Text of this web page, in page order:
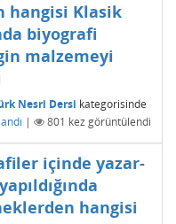
hangisi Klasik
biyografi
malzemeyi
Nesri Dersi kategorisinde
| 801 kez görüntülendi
içinde yazar-
hangisi